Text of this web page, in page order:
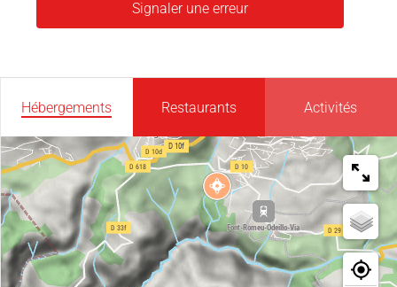
Signaler une erreur
Hébergements Restaurants Activités